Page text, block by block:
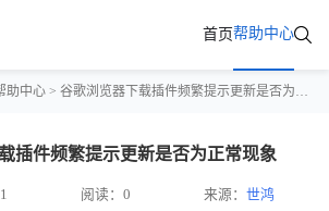
首页帮助中心
助中心 > 谷歌浏览器下载插件频繁提示更新是否为正常现象
插件频繁提示更新是否为正常现象
阅读：0 来源：世鸿